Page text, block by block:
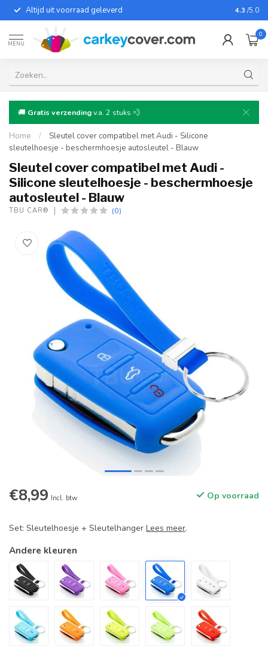
Altijd uit voorraad geleverd Voor
4.3 /5.0
MENU
0
🚚 Gratis verzendingv.a. 2 stuks 💨
Home /
Sleutel cover compatibel met Audi - Silicone
sleutelhoesje - beschermhoesje autosleutel - Blauw
Sleutel cover compatibel met Audi -
Silicone sleutelhoesje - beschermhoesje
autosleutel - Blauw
TBU CAR® (0)
€8,99 Incl. btw Op voorraad
Set: Sleutelhoesje + Sleutelhanger Lees meer.
Andere kleuren